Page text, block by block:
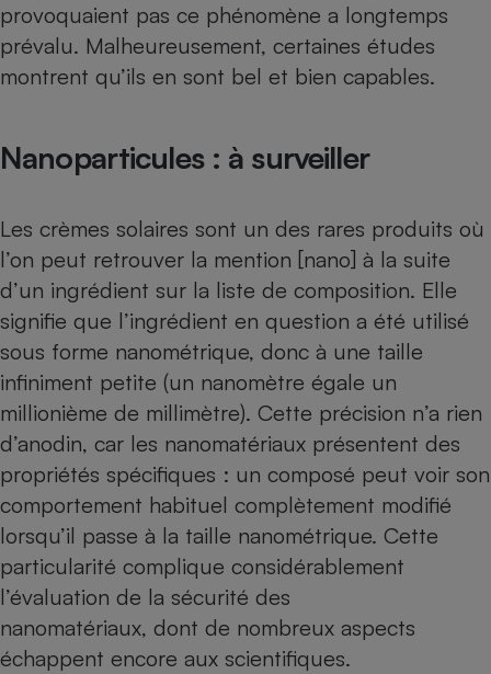
provoquaient pas ce phénomène a longtemps
prévalu. Malheureusement, certaines études
montrent qu’ils en sont bel et bien capables.
Nanoparticules : à surveiller
Les crèmes solaires sont un des rares produits où
l’on peut retrouver la mention [nano] à la suite
d’un ingrédient sur la liste de composition. Elle
signifie que l’ingrédient en question a été utilisé
sous forme nanométrique, donc à une taille
infiniment petite (un nanomètre égale un
millionième de millimètre). Cette précision n’a rien
d’anodin, car les nanomatériaux présentent des
propriétés spécifiques : un composé peut voir son
comportement habituel complètement modifié
lorsqu’il passe à la taille nanométrique. Cette
particularité complique considérablement
l’évaluation de la sécurité des
nanomatériaux, dont de nombreux aspects
échappent encore aux scientifiques.